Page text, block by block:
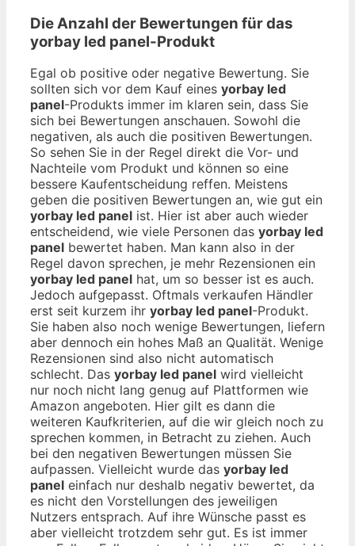
Die Anzahl der Bewertungen für das
yorbay led panel-Produkt
Egal ob positive oder negative Bewertung. Sie
sollten sich vor dem Kauf eines yorbay led
panel-Produkts immer im klaren sein, dass Sie
sich bei Bewertungen anschauen. Sowohl die
negativen, als auch die positiven Bewertungen.
So sehen Sie in der Regel direkt die Vor- und
Nachteile vom Produkt und können so eine
bessere Kaufentscheidung reffen. Meistens
geben die positiven Bewertungen an, wie gut ein
yorbay led panel ist. Hier ist aber auch wieder
entscheidend, wie viele Personen das yorbay led
panel bewertet haben. Man kann also in der
Regel davon sprechen, je mehr Rezensionen ein
yorbay led panel hat, um so besser ist es auch.
Jedoch aufgepasst. Oftmals verkaufen Händler
erst seit kurzem ihr yorbay led panel-Produkt.
Sie haben also noch wenige Bewertungen, liefern
aber dennoch ein hohes Maß an Qualität. Wenige
Rezensionen sind also nicht automatisch
schlecht. Das yorbay led panel wird vielleicht
nur noch nicht lang genug auf Plattformen wie
Amazon angeboten. Hier gilt es dann die
weiteren Kaufkriterien, auf die wir gleich noch zu
sprechen kommen, in Betracht zu ziehen. Auch
bei den negativen Bewertungen müssen Sie
aufpassen. Vielleicht wurde das yorbay led
panel einfach nur deshalb negativ bewertet, da
es nicht den Vorstellungen des jeweiligen
Nutzers entsprach. Auf ihre Wünsche passt es
aber vielleicht trotzdem sehr gut. Es ist immer